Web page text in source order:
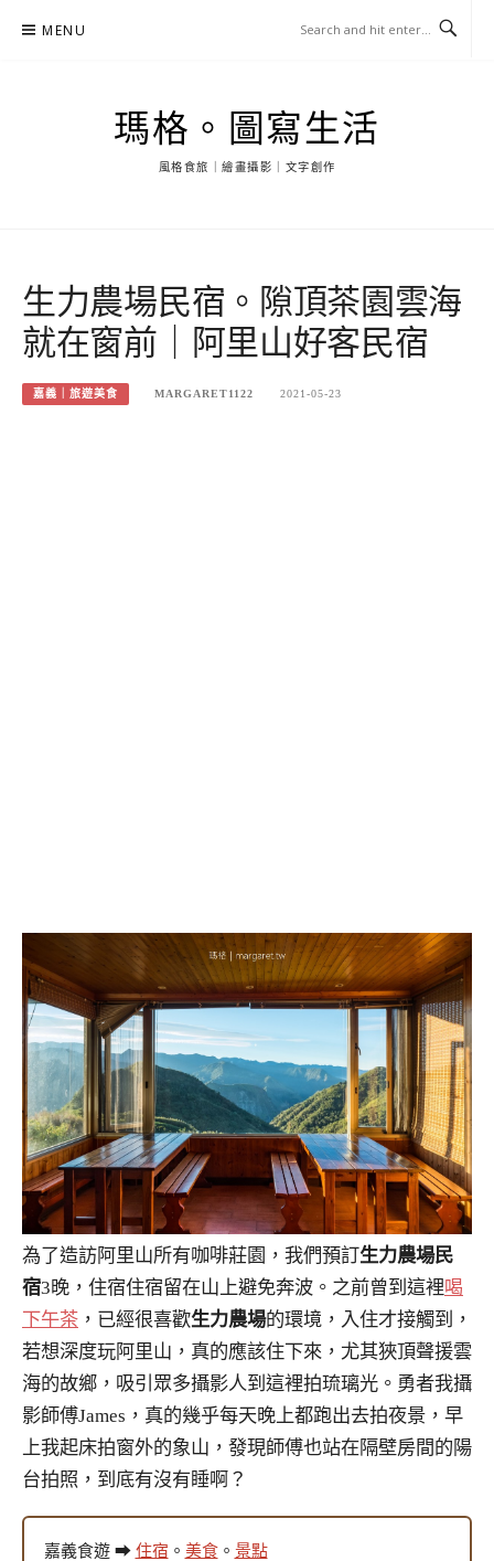
MENU
瑪格。圖寫生活
風格食旅｜繪畫攝影｜文字創作
生力農場民宿。隙頂茶園雲海
就在窗前｜阿里山好客民宿
嘉義｜旅遊美食 MARGARET1122 2021-05-23
為了造訪阿里山所有咖啡莊園，我們預訂生力農場民
宿3晚，住宿住宿留在山上避免奔波。之前曾到這裡喝
下午茶 ，已經很喜歡生力農場的環境，入住才接觸到，
若想深度玩阿里山，真的應該住下來，尤其狹頂聲援雲
海的故鄉，吸引眾多攝影人到這裡拍琉璃光。勇者我攝
影師傅James，真的幾乎每天晚上都跑出去拍夜景，早
上我起床拍窗外的象山，發現師傅也站在隔壁房間的陽
台拍照，到底有沒有睡啊？
嘉義食遊 ➡ 住宿 。 美食。 景點